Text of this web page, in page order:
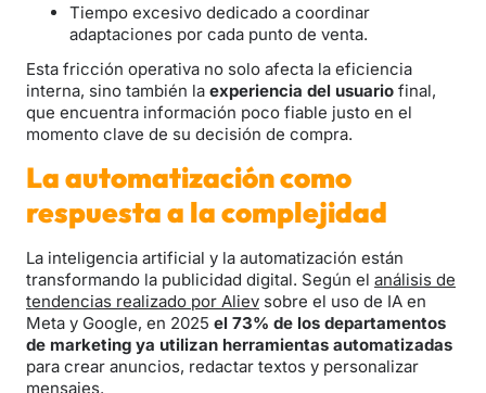
Tiempo excesivo dedicado a coordinar
adaptaciones por cada punto de venta.
Esta fricción operativa no solo afecta la eficiencia
interna, sino también la experiencia del usuario final,
que encuentra información poco fiable justo en el
momento clave de su decisión de compra.
La automatización como
respuesta a la complejidad
La inteligencia artificial y la automatización están
transformando la publicidad digital. Según el análisis de
tendencias realizado por Aliev sobre el uso de IA en
Meta y Google, en 2025 el 73% de los departamentos
de marketing ya utilizan herramientas automatizadas
para crear anuncios, redactar textos y personalizar
mensajes.